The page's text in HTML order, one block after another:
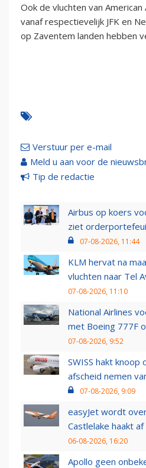
Ook de vluchten van American
vanaf respectievelijk JFK en
op Zaventem landen hebben
Verstuur per e-mail
Meld u aan voor de
Tip de redactie
Airbus op koers
ziet
07-08-2026, 11:44
KLM hervat na
vluchten naar Tel
07-08-2026, 11:10
National Airlines
met Boeing 777F
07-08-2026, 9:52
SWISS hakt
afscheid nemen
07-08-2026, 9:09
easyJet wordt
Castlelake haakt af
06-08-2026, 16:20
Apollo geen